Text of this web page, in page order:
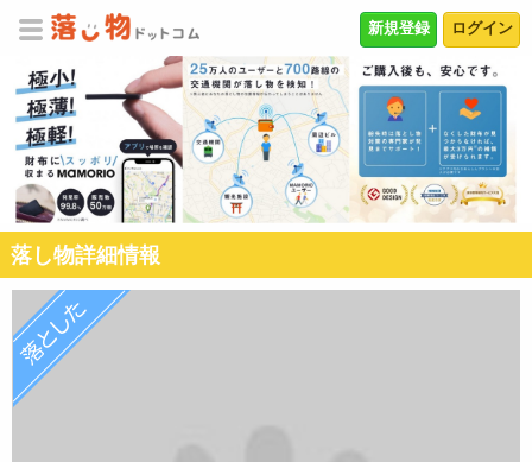
ログイン
新規登録
落し物詳細情報